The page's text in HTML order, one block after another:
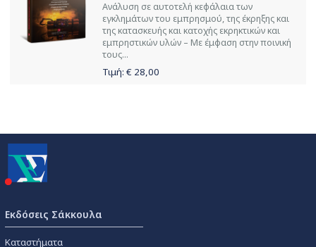
Ανάλυση σε αυτοτελή κεφάλαια των
εγκλημάτων του εμπρησμού, της έκρηξης και
της κατασκευής και κατοχής εκρηκτικών και
εμπρηστικών υλών – Με έμφαση στην ποινική
τους...
Τιμή: € 28,00
Εκδόσεις Σάκκουλα
Καταστήματα